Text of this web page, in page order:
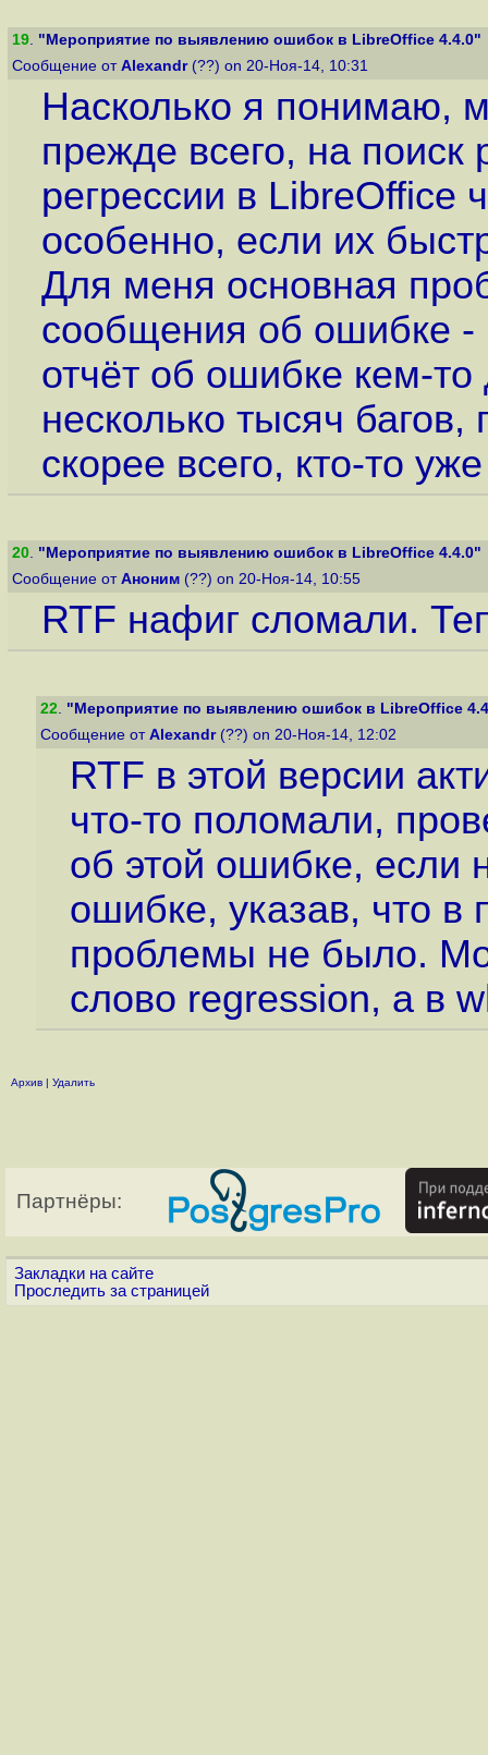
19. "Мероприятие по выявлению ошибок в LibreOffice 4.4.0"
Сообщение от Alexandr(??) on 20-Ноя-14, 10:31
Насколько я понимаю,
прежде всего, на
регрессии в LibreOffice
особенно, если их
Для меня основная
сообщения об ошибке -
отчёт об ошибке кем-
несколько тысяч
скорее всего, кто-то
20. "Мероприятие по выявлению ошибок в LibreOffice 4.4.0"
Сообщение от Аноним (??) on 20-Ноя-14, 10:55
RTF нафиг сломали.
22. "Мероприятие по выявлению ошибок в LibreOffice
Сообщение от Alexandr(??) on 20-Ноя-14, 12:02
RTF в этой версии
что-то поломали,
об этой ошибке, если
ошибке, указав, что
проблемы не было.
слово regression, а в
Архив | Удалить
Партнёры:
Закладки на сайте
Проследить за страницей